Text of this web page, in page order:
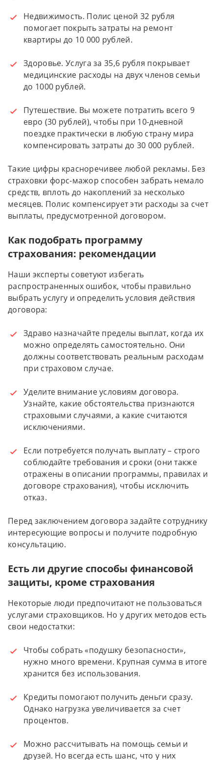
Недвижимость. Полис ценой 32 рубля
помогает покрыть затраты на ремонт
квартиры до 10 000 рублей.
Здоровье. Услуга за 35,6 рубля покрывает
медицинские расходы на двух членов семьи
до 1000 рублей.
Путешествие. Вы можете потратить всего 9
евро (30 рублей), чтобы при 10-дневной
поездке практически в любую страну мира
компенсировать затраты до 30 000 рублей.
Такие цифры красноречивее любой рекламы. Без
страховки форс-мажор способен забрать немало
средств, вплоть до накоплений за несколько
месяцев. Полис компенсирует эти расходы за счет
выплаты, предусмотренной договором.
Как подобрать программу
страхования: рекомендации
Наши эксперты советуют избегать
распространенных ошибок, чтобы правильно
выбрать услугу и определить условия действия
договора:
Здраво назначайте пределы выплат, когда их
можно определять самостоятельно. Они
должны соответствовать реальным расходам
при страховом случае.
Уделите внимание условиям договора.
Узнайте, какие обстоятельства признаются
страховыми случаями, а какие считаются
исключениями.
Если потребуется получать выплату – строго
соблюдайте требования и сроки (они также
отражены в описании программы, правилах и
договоре страхования), чтобы исключить
отказ.
Перед заключением договора задайте сотруднику
интересующие вопросы и получите подробную
консультацию.
Есть ли другие способы финансовой
защиты, кроме страхования
Некоторые люди предпочитают не пользоваться
услугами страховщиков. Но у других методов есть
свои недостатки:
Чтобы собрать «подушку безопасности»,
нужно много времени. Крупная сумма в итоге
хранится без использования.
Кредиты помогают получить деньги сразу.
Однако нагрузка увеличивается за счет
процентов.
Можно рассчитывать на помощь семьи и
друзей. Но всегда есть шанс, что у них